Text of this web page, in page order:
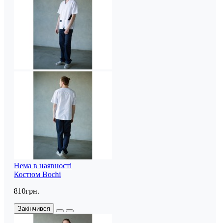
Нема в наявності
Костюм Bochi
810грн.
Закінчився